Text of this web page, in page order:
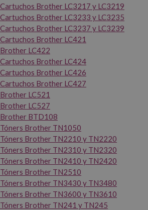
Cartuchos Brother LC3217 y LC3219
Cartuchos Brother LC3233 y LC3235
Cartuchos Brother LC3237 y LC3239
Cartuchos Brother LC421
Brother LC422
Cartuchos Brother LC424
Cartuchos Brother LC426
Cartuchos Brother LC427
Brother LC521
Brother LC527
Brother BTD108
Tóners Brother TN1050
Tóners Brother TN2210 y TN2220
Tóners Brother TN2310 y TN2320
Tóners Brother TN2410 y TN2420
Tóners Brother TN2510
Tóners Brother TN3430 y TN3480
Tóners Brother TN3600 y TN3610
Tóners Brother TN241 y TN245